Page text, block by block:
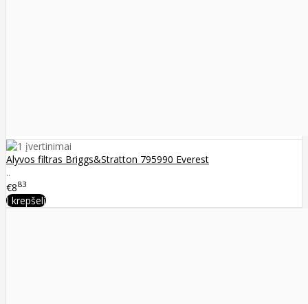
Alyvos filtras Briggs&Stratton 795990 Everest
..
€883
Į krepšelį